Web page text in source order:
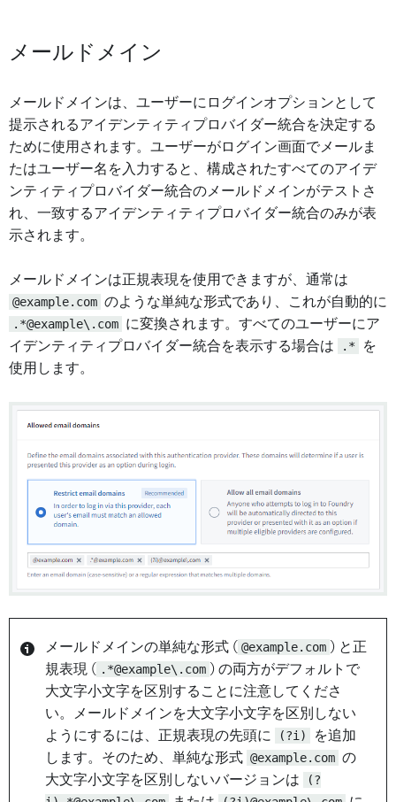
メールドメイン
メールドメインは、ユーザーにログインオプションとして
提示されるアイデンティティプロバイダー統合を決定する
ために使用されます。ユーザーがログイン画面でメールま
たはユーザー名を入力すると、構成されたすべてのアイデ
ンティティプロバイダー統合のメールドメインがテストさ
れ、一致するアイデンティティプロバイダー統合のみが表
示されます。
メールドメインは正規表現を使用できますが、通常は
@example.com のような単純な形式であり、これが自動的に
.*@example\.com に変換されます。すべてのユーザーにア
イデンティティプロバイダー統合を表示する場合は
.*
を
使用します。
メールドメインの単純な形式 ( @example.com ) と正
規表現 ( .*@example\.com ) の両方がデフォルトで
大文字小文字を区別することに注意してくださ
い。メールドメインを大文字小文字を区別しない
ようにするには、正規表現の先頭に
(?i)
を追加
します。そのため、単純な形式 @example.com の
大文字小文字を区別しないバージョンは
(?